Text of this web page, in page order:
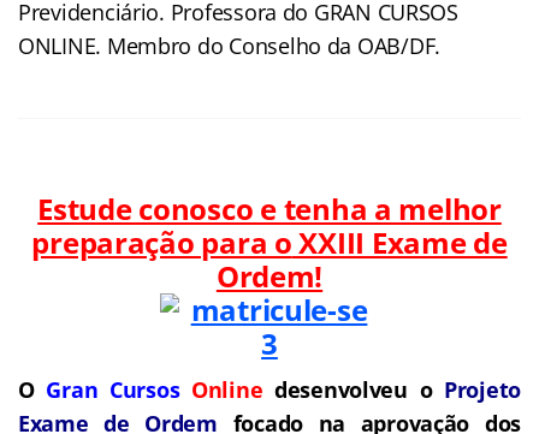
Previdenciário. Professora do GRAN CURSOS
ONLINE. Membro do Conselho da OAB/DF.
Estude conosco e tenha a melhor
preparação para oXXIII Exame de
Ordem!
O Gran Cursos Online desenvolveu o Projeto
Exame de Ordem focado na aprovação dos